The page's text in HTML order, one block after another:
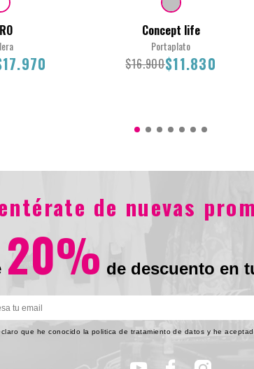
$17.970
Concept life
Portaplato
$16.900$11.830
$16.900$11.830
de nuevas
20% de descuento en
que he conocido la politica de tratamiento de datos y he